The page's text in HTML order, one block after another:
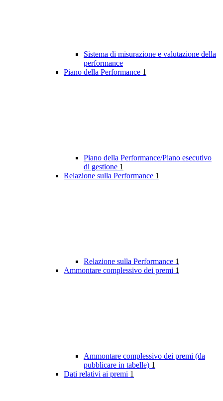
Sistema di misurazione e valutazione della
performance
Piano della Performance 1
Piano della Performance/Piano esecutivo
di gestione 1
Relazione sulla Performance 1
Relazione sulla Performance 1
Ammontare complessivo dei premi 1
Ammontare complessivo dei premi (da
pubblicare in tabelle) 1
Dati relativi ai premi 1